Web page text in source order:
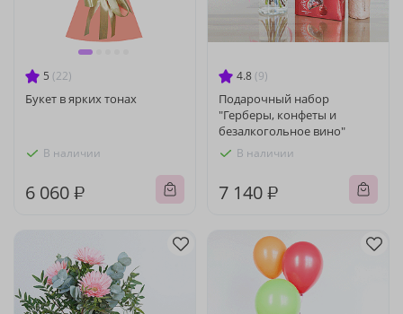
5 (22)
Букет в ярких тонах
В наличии
6 060 ₽
4.8 (9)
Подарочный набор
"Герберы, конфеты и
безалкогольное вино"
В наличии
7 140 ₽